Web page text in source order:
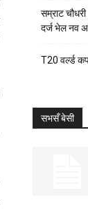
सम्राट
दर्ज भेल नव
T20 वर्ल्ड
सभसँ बेसी